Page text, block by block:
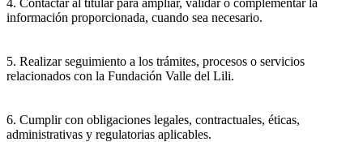
información proporcionada, cuando sea necesario.
5. Realizar seguimiento a los trámites, procesos o servicios
relacionados con la Fundación Valle del Lili.
6. Cumplir con obligaciones legales, contractuales, éticas,
administrativas y regulatorias aplicables.